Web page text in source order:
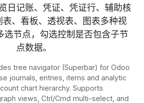
日记账、凭证、凭证行、辅助核
、看板、透视表、图表多种视
节点，勾选控制是否包含子节
点数据。
tree navigator (Superbar) for Odoo
journals, entries, items and analytic
chart hierarchy. Supports
views, Ctrl/Cmd multi-select, and